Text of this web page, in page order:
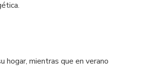
hogar, mientras que en verano